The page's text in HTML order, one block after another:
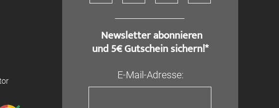
​ Newsletter abonnieren
und 5€ Gutschein sichern!*
E-Mail-Adresse: